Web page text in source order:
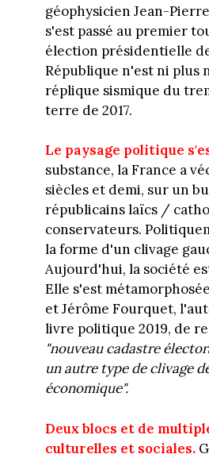
géophysicien Jean-
s'est passé au premier
élection présidentielle
République n'est ni plus
réplique sismique du
terre de 2017.
Le paysage politique
substance, la France a
siècles et demi, sur un
républicains laïcs /
conservateurs.
la forme d'un clivage
Aujourd'hui, la société
Elle s'est
et Jérôme Fourquet,
livre politique 2019, de
"nouveau cadastre
un autre type de clivage
économique".
Deux blocs et de
culturelles et sociales.